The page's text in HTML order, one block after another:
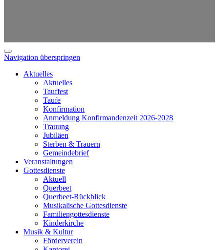
Navigation überspringen
Aktuelles
Aktuelles
Tauffest
Taufe
Konfirmation
Anmeldung Konfirmandenzeit 2026-2028
Trauung
Jubiläen
Sterben & Trauern
Gemeindebrief
Veranstaltungen
Gottesdienste
Aktuell
Querbeet
Querbeet-Rückblick
Musikalische Gottesdienste
Familiengottesdienste
Kinderkirche
Musik & Kultur
Förderverein